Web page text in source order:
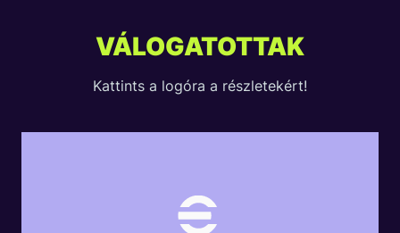
VÁLOGATOTTAK
Kattints a logóra a részletekért!